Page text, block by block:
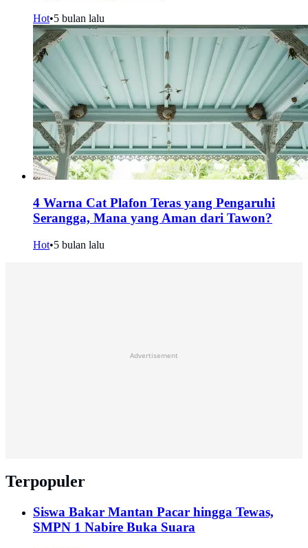
Hot•5 bulan lalu
4 Warna Cat Plafon Teras yang Pengaruhi
Serangga, Mana yang Aman dari Tawon?
Hot•5 bulan lalu
Advertisement
Terpopuler
Siswa Bakar Mantan Pacar hingga Tewas,
SMPN 1 Nabire Buka Suara